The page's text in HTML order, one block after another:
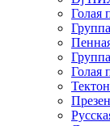
Голая
Голая